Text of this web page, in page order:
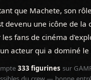
que Machete, son
devenu une icône de
fans de cinéma
acteur qui a dominé
333 figurines sur